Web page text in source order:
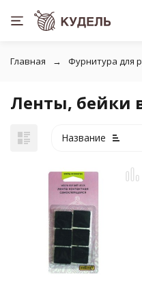
Главная Фурнитура для
Ленты, бейки
Название